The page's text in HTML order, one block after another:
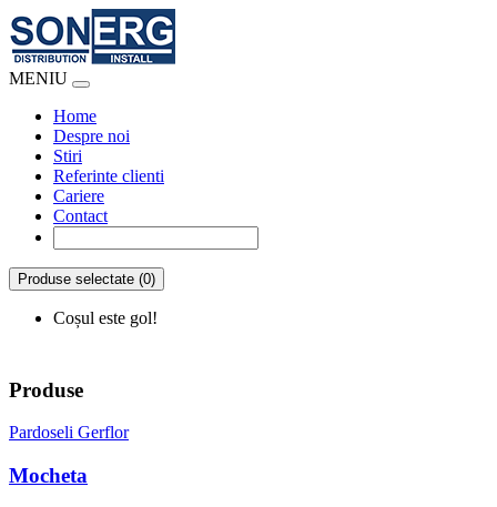
MENIU
Home
Despre noi
Stiri
Referinte clienti
Cariere
Contact
Produse selectate (0)
Coșul este gol!
Produse
Pardoseli Gerflor
Mocheta